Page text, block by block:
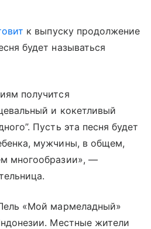
к выпуску продолжение
будет называться
получится
и кокетливый
Пусть эта песня будет
мужчины, в общем,
многообразии», —
«Мой мармеладный»
Местные жители